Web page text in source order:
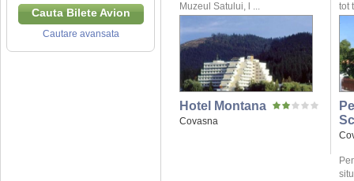
Cauta Bilete Avion
Cautare avansata
Muzeul Satului, l ...
tot
Hotel Montana
Covasna